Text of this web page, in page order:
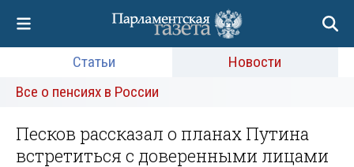
Статьи
Новости
Все о пенсиях в России
Песков рассказал о планах Путина
встретиться с доверенными лицами